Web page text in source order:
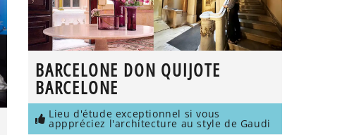
BARCELONE DON QUIJOTE
BARCELONE
Lieu d'étude exceptionnel si vous
apppréciez l'architecture au style de Gaudi